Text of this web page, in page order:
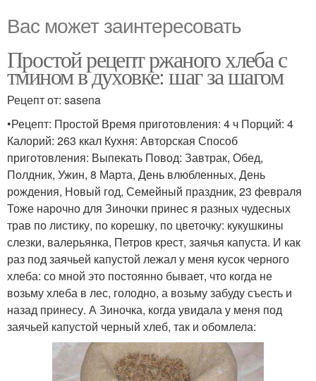
Вас может заинтересовать
Простой рецепт ржаного хлеба с
тмином в духовке: шаг за шагом
Рецепт от: sasena
•Рецепт: Простой Время приготовления: 4 ч Порций: 4
Калорий: 263 ккал Кухня: Авторская Способ
приготовления: Выпекать Повод: Завтрак, Обед,
Полдник, Ужин, 8 Марта, День влюбленных, День
рождения, Новый год, Семейный праздник, 23 февраля
Тоже нарочно для Зиночки принес я разных чудесных
трав по листику, по корешку, по цветочку: кукушкины
слезки, валерьянка, Петров крест, заячья капуста. И как
раз под заячьей капустой лежал у меня кусок черного
хлеба: со мной это постоянно бывает, что когда не
возьму хлеба в лес, голодно, а возьму забуду съесть и
назад принесу. А Зиночка, когда увидала у меня под
заячьей капустой черный хлеб, так и обомлела: